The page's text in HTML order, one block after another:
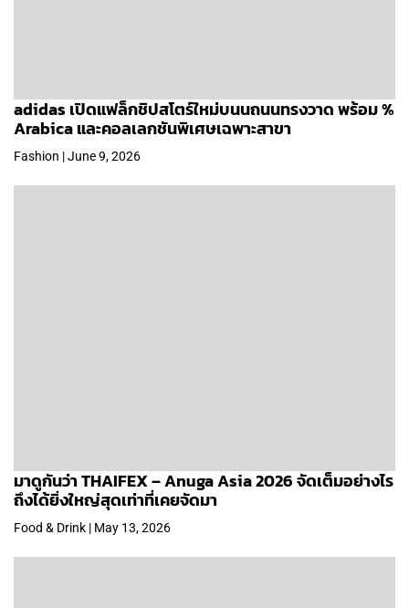
adidas เปิดแฟล็กชิปสโตร์ใหม่บนนถนนทรงวาด พร้อม %
Arabica และคอลเลกชันพิเศษเฉพาะสาขา
Fashion | June 9, 2026
มาดูกันว่า THAIFEX – Anuga Asia 2026 จัดเต็มอย่างไร
ถึงได้ยิ่งใหญ่สุดเท่าที่เคยจัดมา
Food & Drink | May 13, 2026